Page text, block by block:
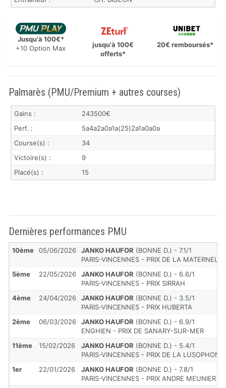
Jusqu'à 100€*
+10 Option Max
jusqu'à 100€
offerts*
20€ remboursés*
Palmarès (PMU/Premium + autres courses)
Gains :
243500€
Perf. :
5a4a2a0a1a(25)2a1a0a0a
Course(s) :
34
Victoire(s) :
9
Placé(s) :
15
Dernières performances PMU
10ème 05/06/2026 JANKO HAUFOR (BONNE D.) - 7.1/1
PARIS-VINCENNES - PRIX DE LA
5ème
22/05/2026 JANKO HAUFOR (BONNE D.) - 6.6/1
PARIS-VINCENNES - PRIX SIRRAH
4ème
24/04/2026 JANKO HAUFOR (BONNE D.) - 3.5/1
PARIS-VINCENNES - PRIX HUBERTA
2ème
06/03/2026 JANKO HAUFOR (BONNE D.) - 6.9/1
ENGHIEN - PRIX DE SANARY-SUR-MER
11ème
15/02/2026 JANKO HAUFOR (BONNE D.) - 5.4/1
PARIS-VINCENNES - PRIX DE LA
1er
22/01/2026 JANKO HAUFOR (BONNE D.) - 7.8/1
PARIS-VINCENNES - PRIX ANDRE MEUNIER